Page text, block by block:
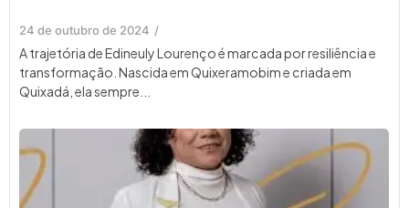
24 de outubro de 2024 /
A trajetória de Edineuly Lourenço é marcada por resiliência e
transformação. Nascida em Quixeramobim e criada em
Quixadá, ela sempre...